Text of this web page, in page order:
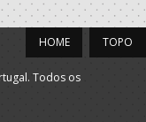
M / SUB-16 M
TOPO
HOME
Todos os